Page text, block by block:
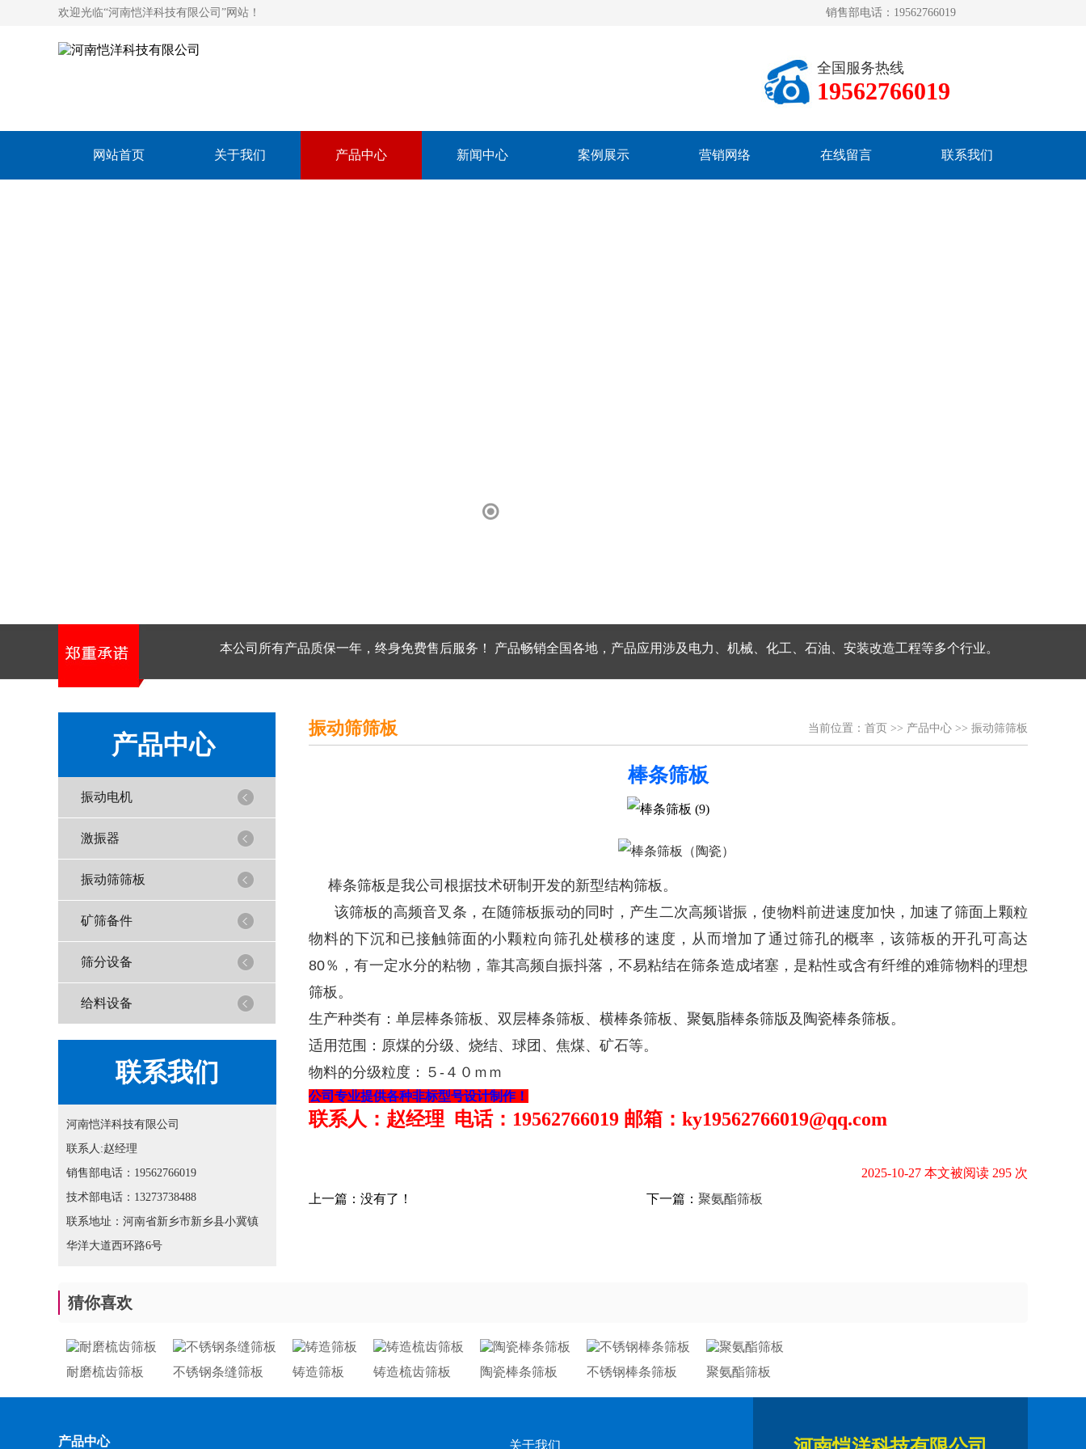
欢迎光临“河南恺洋科技有限公司”网站！ 销售部电话：19562766019
全国服务热线
19562766019
网站首页 关于我们 产品中心 新闻中心 案例展示 营销网络 在线留言 联系我们
本公司所有产品质保一年，终身免费售后服务！ 产品畅销全国各地，产品应用涉及电力、机械、化工、石油、安装改造工程等多个行业。
产品中心
振动电机
激振器
振动筛筛板
矿筛备件
筛分设备
给料设备
联系我们
河南恺洋科技有限公司
联系人:赵经理
销售部电话：19562766019
技术部电话：13273738488
联系地址：河南省新乡市新乡县小冀镇
华洋大道西环路6号
振动筛筛板 当前位置： 首页 >> 产品中心 >> 振动筛筛板
棒条筛板
棒条筛板是我公司根据技术研制开发的新型结构筛板。
该筛板的高频音叉条，在随筛板振动的同时，产生二次高频谐振，使物料前进速度加快，加速了筛面上颗粒
物料的下沉和已接触筛面的小颗粒向筛孔处横移的速度，从而增加了通过筛孔的概率，该筛板的开孔可高达
80％，有一定水分的粘物，靠其高频自振抖落，不易粘结在筛条造成堵塞，是粘性或含有纤维的难筛物料的理想
筛板。
生产种类有：单层棒条筛板、双层棒条筛板、横棒条筛板、聚氨脂棒条筛版及陶瓷棒条筛板。
适用范围：原煤的分级、烧结、球团、焦煤、矿石等。
物料的分级粒度：５-４０ｍｍ
公司专业提供各种非标型号设计制作！
联系人：赵经理 电话：19562766019 邮箱：ky19562766019@qq.com
2025-10-27 本文被阅读 295 次
上一篇：没有了！
下一篇： 聚氨酯筛板
猜你喜欢
耐磨梳齿筛板 不锈钢条缝筛板 铸造筛板 铸造梳齿筛板 陶瓷棒条筛板 不锈钢棒条筛板 聚氨酯筛板
产品中心 关于我们